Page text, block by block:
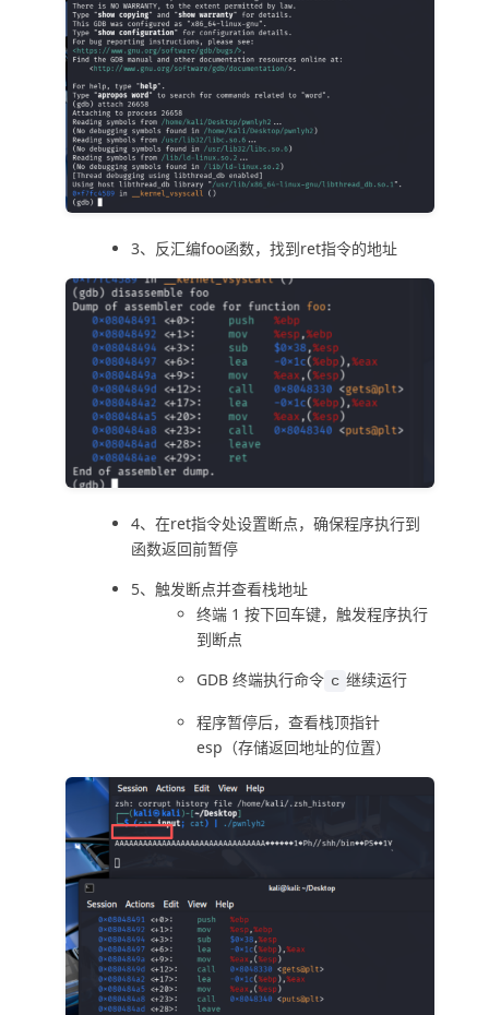
3、反汇编foo函数，找到ret指令的地址
4、在ret指令处设置断点，确保程序执行到
函数返回前暂停
5、触发断点并查看栈地址
终端 1 按下回车键，触发程序执行
到断点
GDB 终端执行命令 c 继续运行
程序暂停后，查看栈顶指针
esp（存储返回地址的位置）